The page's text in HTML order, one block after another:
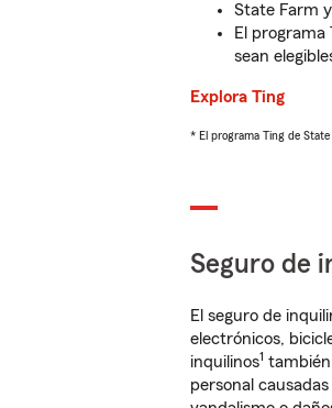
State Farm
El programa
sean
Explora Ting
* El programa Ting de
Seguro de
El seguro de
electrónicos,
inquilinos1 también
personal